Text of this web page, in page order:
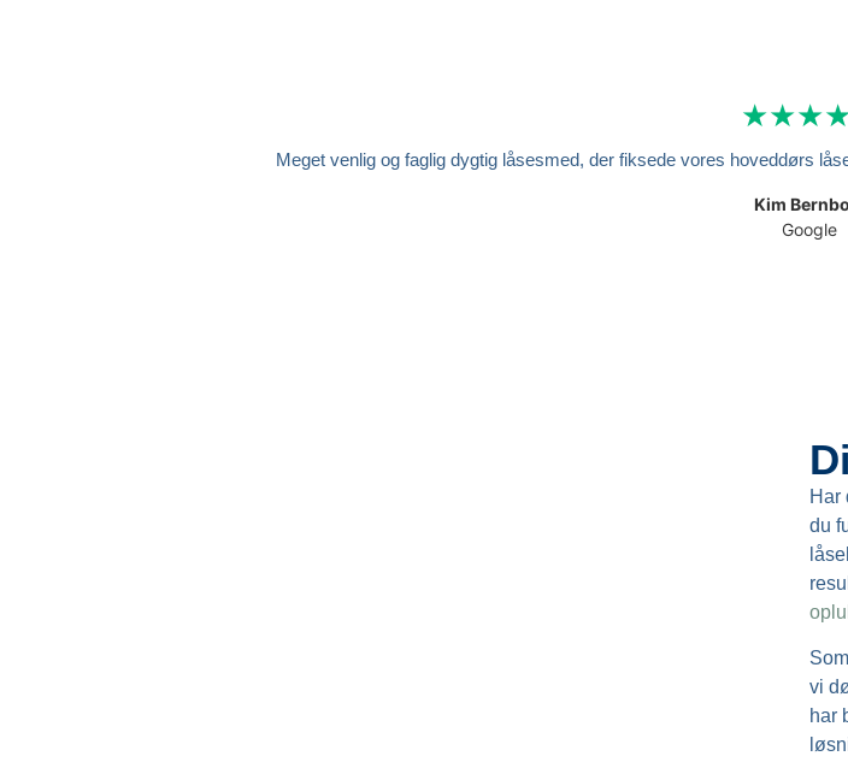
Meget venlig og faglig dygtig låsesmed, der fiksede vores hoveddørs
Kim
Google
Har
du
vi
har